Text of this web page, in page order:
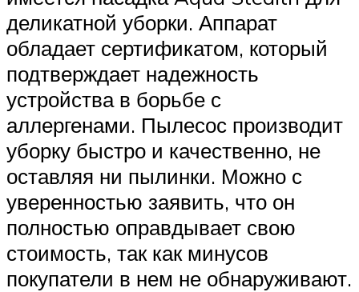
деликатной уборки. Аппарат
обладает сертификатом, который
подтверждает надежность
устройства в борьбе с
аллергенами. Пылесос производит
уборку быстро и качественно, не
оставляя ни пылинки. Можно с
уверенностью заявить, что он
полностью оправдывает свою
стоимость, так как минусов
покупатели в нем не обнаруживают.